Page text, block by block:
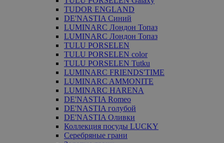
TUDOR ENGLAND
DE'NASTIA Синий
LUMINARC Лондон Топаз
LUMINARC Лондон Топаз
TULU PORSELEN
TULU PORSELEN color
TULU PORSELEN Tutku
LUMINARC FRIENDS'TIME
LUMINARC AMMONITE
LUMINARC HARENA
DE'NASTIA Romeo
DE'NASTIA голубой
DE'NASTIA Оливки
Коллекция посуды LUCKY
Серебряные грани